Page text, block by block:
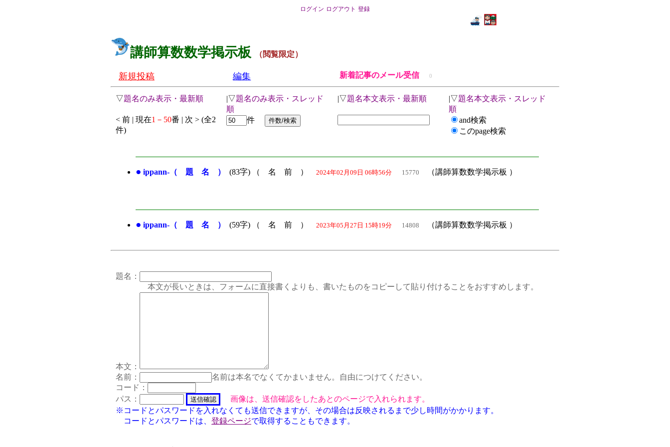
ログイン ログアウト 登録
講師算数数学掲示板 （閲覧限定）
新規投稿 編集 新着記事のメール受信 0
▽題名のみ表示・最新順 |▽題名のみ表示・スレッド
順
|▽題名本文表示・最新順 |▽題名本文表示・スレッド
順
< 前 | 現在1－50番 | 次 > (全2
件)
件
and検索
このpage検索
● ippann-（ 題 名 ） (83字) （ 名 前 ） 2024年02月09日 06時56分 15770 （講師算数数学掲示板 ）
● ippann-（ 題 名 ） (59字) （ 名 前 ） 2023年05月27日 15時19分 14808 （講師算数数学掲示板 ）
題名：
本文が長いときは、フォームに直接書くよりも、書いたものをコピーして貼り付けることをおすすめします。
本文：
名前：
名前は本名でなくてかまいません。自由につけてください。
コード：
パス：
画像は、送信確認をしたあとのページで入れられます。
※コードとパスワードを入れなくても送信できますが、その場合は反映されるまで少し時間がかかります。
コードとパスワードは、 登録ページで取得することもできます。